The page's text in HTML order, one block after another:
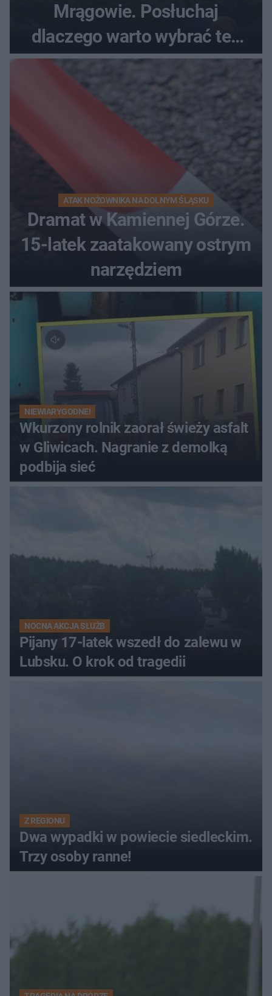
Mrągowie. Posłuchaj
dlaczego warto wybrać ten
kierunek na urlop!
ATAK NOŻOWNIKA NA DOLNYM ŚLĄSKU
Dramat w Kamiennej Górze.
15-latek zaatakowany ostrym
narzędziem
NIEWIARYGODNE!
Wkurzony rolnik zaorał świeży asfalt
w Gliwicach. Nagranie z demolką
podbija sieć
NOCNA AKCJA SŁUŻB
Pijany 17-latek wszedł do zalewu w
Lubsku. O krok od tragedii
Z REGIONU
Dwa wypadki w powiecie siedleckim.
Trzy osoby ranne!